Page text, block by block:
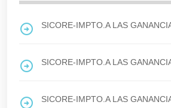
SICORE-IMPTO.A LAS
SICORE-IMPTO.A LAS
SICORE-IMPTO.A LAS